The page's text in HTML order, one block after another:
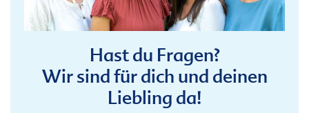
Hast du Fragen?
Wir sind für dich und deinen
Liebling da!